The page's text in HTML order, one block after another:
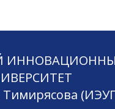
Тимирясова